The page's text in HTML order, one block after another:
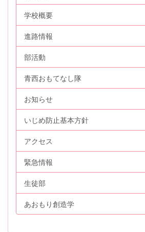
学校概要
進路情報
部活動
青西おもてなし隊
お知らせ
いじめ防止基本方針
アクセス
緊急情報
生徒部
あおもり創造学